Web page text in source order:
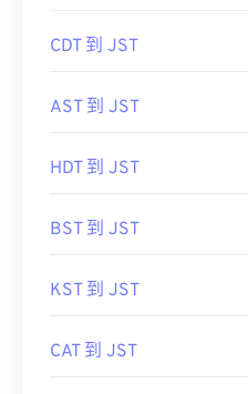
CDT 到 JST
AST 到 JST
HDT 到 JST
BST 到 JST
KST 到 JST
CAT 到 JST